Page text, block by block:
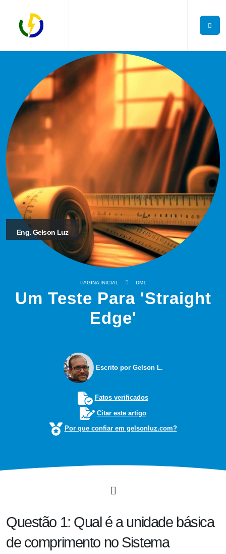
Eng. Gelson Luz
PAGINA INICIAL DM1
Um Teste Para 'Straight
Edge'
Escrito por Gelson L.
Fatos verificados
Citar este artigo
Por que confiar em gelsonluz.com?
Questão 1: Qual é a unidade básica
de comprimento no Sistema